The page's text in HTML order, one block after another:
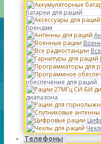
батареи для раций
брендам
обеспечение для раций
диапазона
Телефоны